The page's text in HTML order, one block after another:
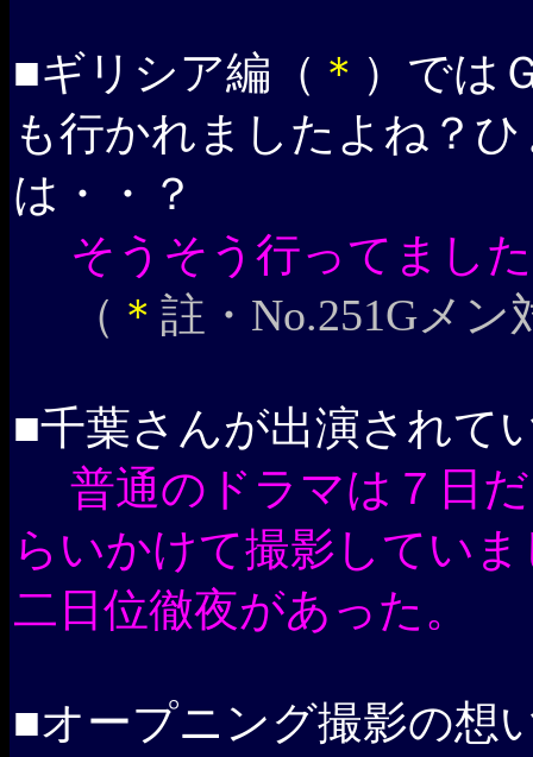
■ギリシア編（ ＊ ）では
も行かれましたよね？
は・・？
そうそう行ってまし
（ ＊ 註・No.251Gメ
■千葉さんが出演されて
普通のドラマは７日
らいかけて撮影してい
二日位徹夜があった。
■オープニング撮影の想